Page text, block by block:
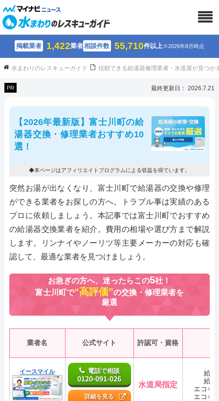
掲載業者 1,422業者相談件数 55,710件以上※2026年8月時点
水まわりのレスキューガイド 信頼できる給湯器修理業者・水道屋が見つか
PR 最終更新日： 2026.7.21
【2026年最新版】富士川町の給
湯器交換・修理業者おすすめ10
選！
◆本ページはアフィリエイトプログラムによる収益を得ています。
突然お湯が出なくなり、富士川町で給湯器の交換や修理
ができる業者をお探しの方へ。トラブル事は実績のある
プロに依頼しましょう。本記事では富士川町でおすすめ
の給湯器交換業者を紹介。費用の相場や選び方まで解説
します。リンナイやノーリツ等主要メーカーの対応も確
認して、最適な業者を見つけましょう。
お急ぎの方へ、迷ったらこの5社！
富士川町で“高評価”の交換・修理業者を
厳選
業者名 公式サイト 許認可・資格
イースマイル 電話で相談
0120-091-026
詳細を見る
水道局指定
給
給
エコキ
エコキ